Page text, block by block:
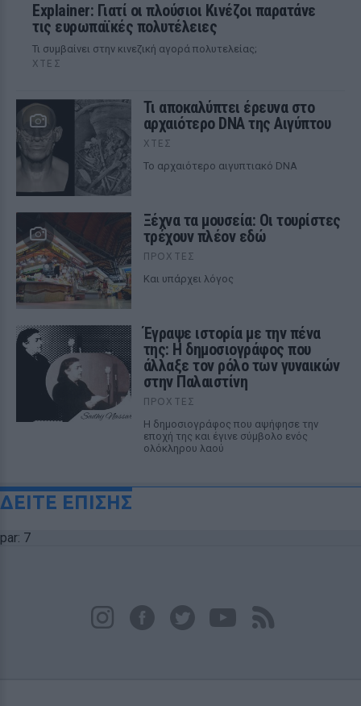
Explainer: Γιατί οι πλούσιοι Κινέζοι παρατάνε
τις ευρωπαϊκές πολυτέλειες
Τι συμβαίνει στην κινεζική αγορά πολυτελείας;
ΧΤΕΣ
Τι αποκαλύπτει έρευνα στο
αρχαιότερο DNA της Αιγύπτου
ΧΤΕΣ
Το αρχαιότερο αιγυπτιακό DNA
Ξέχνα τα μουσεία: Οι τουρίστες
τρέχουν πλέον εδώ
ΠΡΟΧΤΈΣ
Και υπάρχει λόγος
Έγραψε ιστορία με την πένα
της: Η δημοσιογράφος που
άλλαξε τον ρόλο των γυναικών
στην Παλαιστίνη
ΠΡΟΧΤΈΣ
Η δημοσιογράφος που αψήφησε την
εποχή της και έγινε σύμβολο ενός
ολόκληρου λαού
ΔΕΙΤΕ ΕΠΙΣΗΣ
par: 7